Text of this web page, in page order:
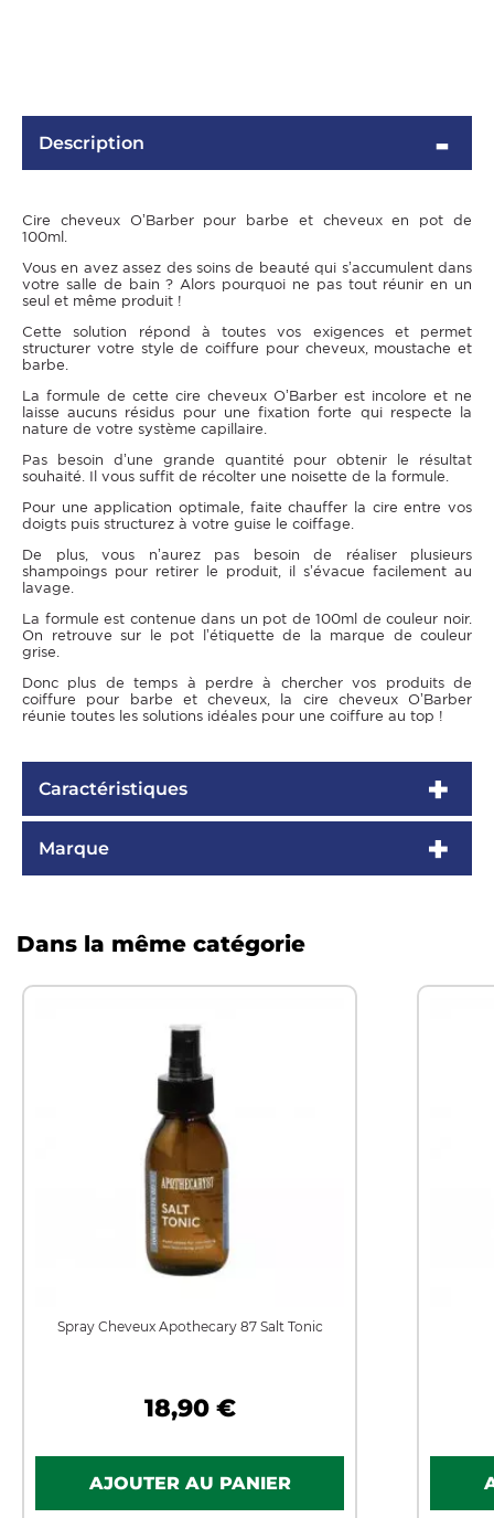
Description
Cire cheveux O’Barber pour barbe et cheveux en pot de
100ml.
Vous en avez assez des soins de beauté qui s’accumulent dans
votre salle de bain ? Alors pourquoi ne pas tout réunir en un
seul et même produit !
Cette solution répond à toutes vos exigences et permet
structurer votre style de coiffure pour cheveux, moustache et
barbe.
La formule de cette cire cheveux O’Barber est incolore et ne
laisse aucuns résidus pour une fixation forte qui respecte la
nature de votre système capillaire.
Pas besoin d’une grande quantité pour obtenir le résultat
souhaité. Il vous suffit de récolter une noisette de la formule.
Pour une application optimale, faite chauffer la cire entre vos
doigts puis structurez à votre guise le coiffage.
De plus, vous n’aurez pas besoin de réaliser plusieurs
shampoings pour retirer le produit, il s’évacue facilement au
lavage.
La formule est contenue dans un pot de 100ml de couleur noir.
On retrouve sur le pot l’étiquette de la marque de couleur
grise.
Donc plus de temps à perdre à chercher vos produits de
coiffure pour barbe et cheveux, la cire cheveux O’Barber
réunie toutes les solutions idéales pour une coiffure au top !
Caractéristiques
Marque
Dans la même catégorie
Spray Cheveux Apothecary 87 Salt Tonic
18,90 €